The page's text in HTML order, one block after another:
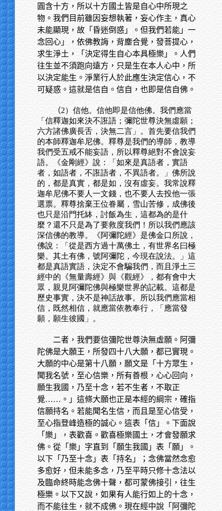
圓含十方，所以十方國土皆是自心中所現之
物。我們目前雖因妄想執著，妄心作主，真心
未能顯現，故「昏迷倒惑」。但我們若能」一
念回心」，依佛教誨，背塵合覺，發菩提心，
求生淨土，「決定得生自心本具極樂」。人們
往生並不須跑向遠方，只是生在本人心中，所
以決定能生。淨業行人於此應生決定信心，不
可疑惑。這就是信自。信自，也即是信自佛。
（2）信他。信他即是信他佛。我們應當
「信釋迦如來決不誑語；彌陀世尊決無虛願；
六方諸佛廣長舌，決無二言」。首先要信我們
的本師釋迦牟尼佛。釋尊是我們的導師，教導
我們受五戒不能妄語，所以釋尊絕對不會說妄
語。《金剛經》說：「如來是真語者，實語
者，如語者，不誑語者，不異語者。」佛所說
的，都是真實，都是如，沒有虛妄。我常說釋
迦牟尼佛不要人一文錢，也不要人去投他一張
選票。釋尊捨棄王位眷屬，雪山苦修，成佛後
也只是沿門托缽，討飯為生，這都為的是什
麼？還不只是為了要救度我們！所以我們應該
深信佛的教導。《阿彌陀經》是佛金口所說，
佛說：「從是西方過十萬佛土，有世界名曰極
樂。其土有佛，號阿彌陀，今現在說法。」這
都是真語實語，決定不會騙我們，而且淨土三
經中的《無量壽經》與《觀經》，都有會中大
眾，親見阿彌陀佛與極樂世界的記載。這都是
歷史事實，決不是神話故事。所以我們應當相
信，既然相信，就應當依教奉行，「應當發
願，願生彼國」。
二者，我們要信彌陀世尊決無虛願。阿彌
陀佛是大願王，所發四十八大願，都已實現。
大願的中心是第十八願，願文是「十方眾生，
聞我名號，至心信樂，所有善根，心心回向，
願生我國，乃至十念，若不生者，不取正
覺……。」這條大願也正是本經的綱宗，確指
信願持名。若能聞名生信，而且是至心信受，
至心指登峰造極的誠心。這表「信」。下面說
「樂」，表歡喜。歡喜極樂國土，才會發願求
佛。從「樂」字直到「願生我國」表「願」。
以下「乃至十念」表「持名」；念佛當然念愈
多愈好，但未能多念，乃至平時只修十念法以
及臨命終時能念佛十聲，都可蒙佛接引，往生
極樂。以下又說，如果有人能行如上的十念，
而不能往生，就不成佛。現在經中說「阿彌陀